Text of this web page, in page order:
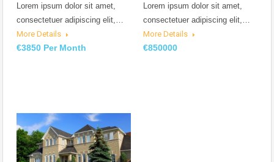
Lorem ipsum dolor sit amet,
consectetuer adipiscing elit,…
More Details
€3850 Per Month
Lorem ipsum dolor sit amet,
consectetuer adipiscing elit,…
More Details
€850000